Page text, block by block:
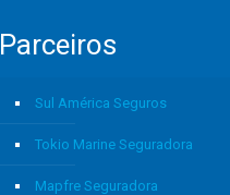
Parceiros
Sul América Seguros
Tokio Marine Seguradora
Mapfre Seguradora